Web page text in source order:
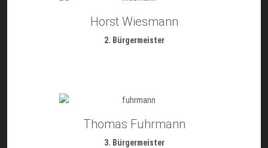
Horst Wiesmann
2. Bürgermeister
Thomas Fuhrmann
3. Bürgermeister